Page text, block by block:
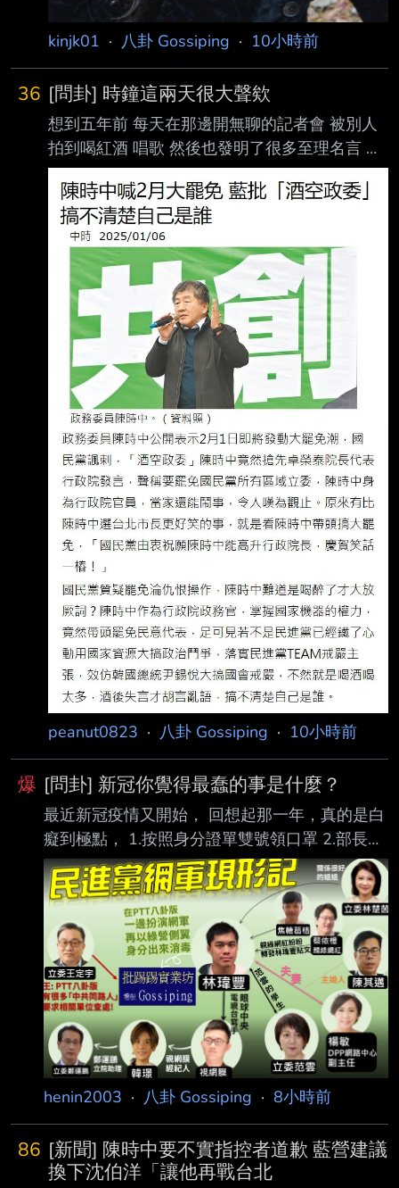
kinjk01 · 八卦 Gossiping · 10小時前
36 [問卦] 時鐘這兩天很大聲欸
想到五年前 每天在那邊開無聊的記者會 被別人
拍到喝紅酒 唱歌 然後也發明了很多至理名言 早
說 怎麼不早說 晚了我們就不要了 世界怎麼跟得
上台灣！ 結果這兩天時鐘越來越大聲了 怎麼會
這樣呢 --
peanut0823 · 八卦 Gossiping · 10小時前
爆 [問卦] 新冠你覺得最蠢的事是什麼？
最近新冠疫情又開始， 回想起那一年，真的是白
癡到極點， 1.按照身分證單雙號領口罩 2.部長親
自示範用電鍋蒸口罩 3.無時無刻都在戳鼻子 結果
突然大爆發，白做了這些白癡事， 那一年真的做
什麼事都被當小偷在檢視， 當然最好笑的是
Taiwan can help 全世界有幾個國家在戴口罩的
大家覺得最好笑的事是什麼？！ ---- Sent from
BePTT on my iPhone 14 Pro Max --
henin2003 · 八卦 Gossiping · 8小時前
86 [新聞] 陳時中要不實指控者道歉 藍營建議
換下沈伯洋「讓他再戰台北